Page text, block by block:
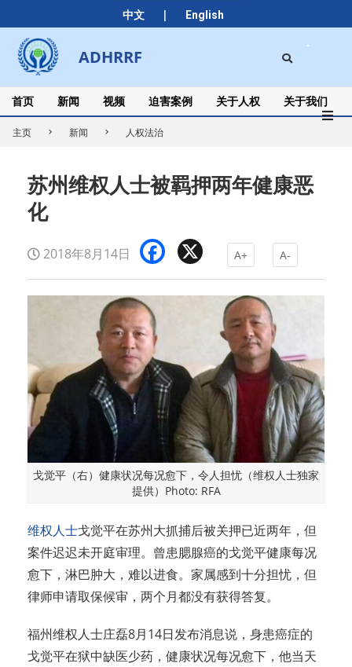
中文 | English
to
content
ADHRRF
Secondary
Navigation
Menu
首页 新闻 视频 迫害案例 关于人权 关于我们
主页 新闻 人权法治
苏州维权人士被羁押两年健康恶
化
2018年8月14日 Facebook A+ A-
戈觉平（右）健康状况每况愈下，令人担忧（维权人士独家
提供）Photo: RFA
维权人士戈觉平在苏州大抓捕后被关押已近两年，但
案件迟迟未开庭审理。曾患腮腺癌的戈觉平健康每况
愈下，淋巴肿大，难以进食。家属感到十分担忧，但
律师申请取保候审，两个月都没有获得答复。
福州维权人士庄磊8月14日发布消息说，身患癌症的
戈觉平在狱中缺医少药，健康状况每况愈下，他当天